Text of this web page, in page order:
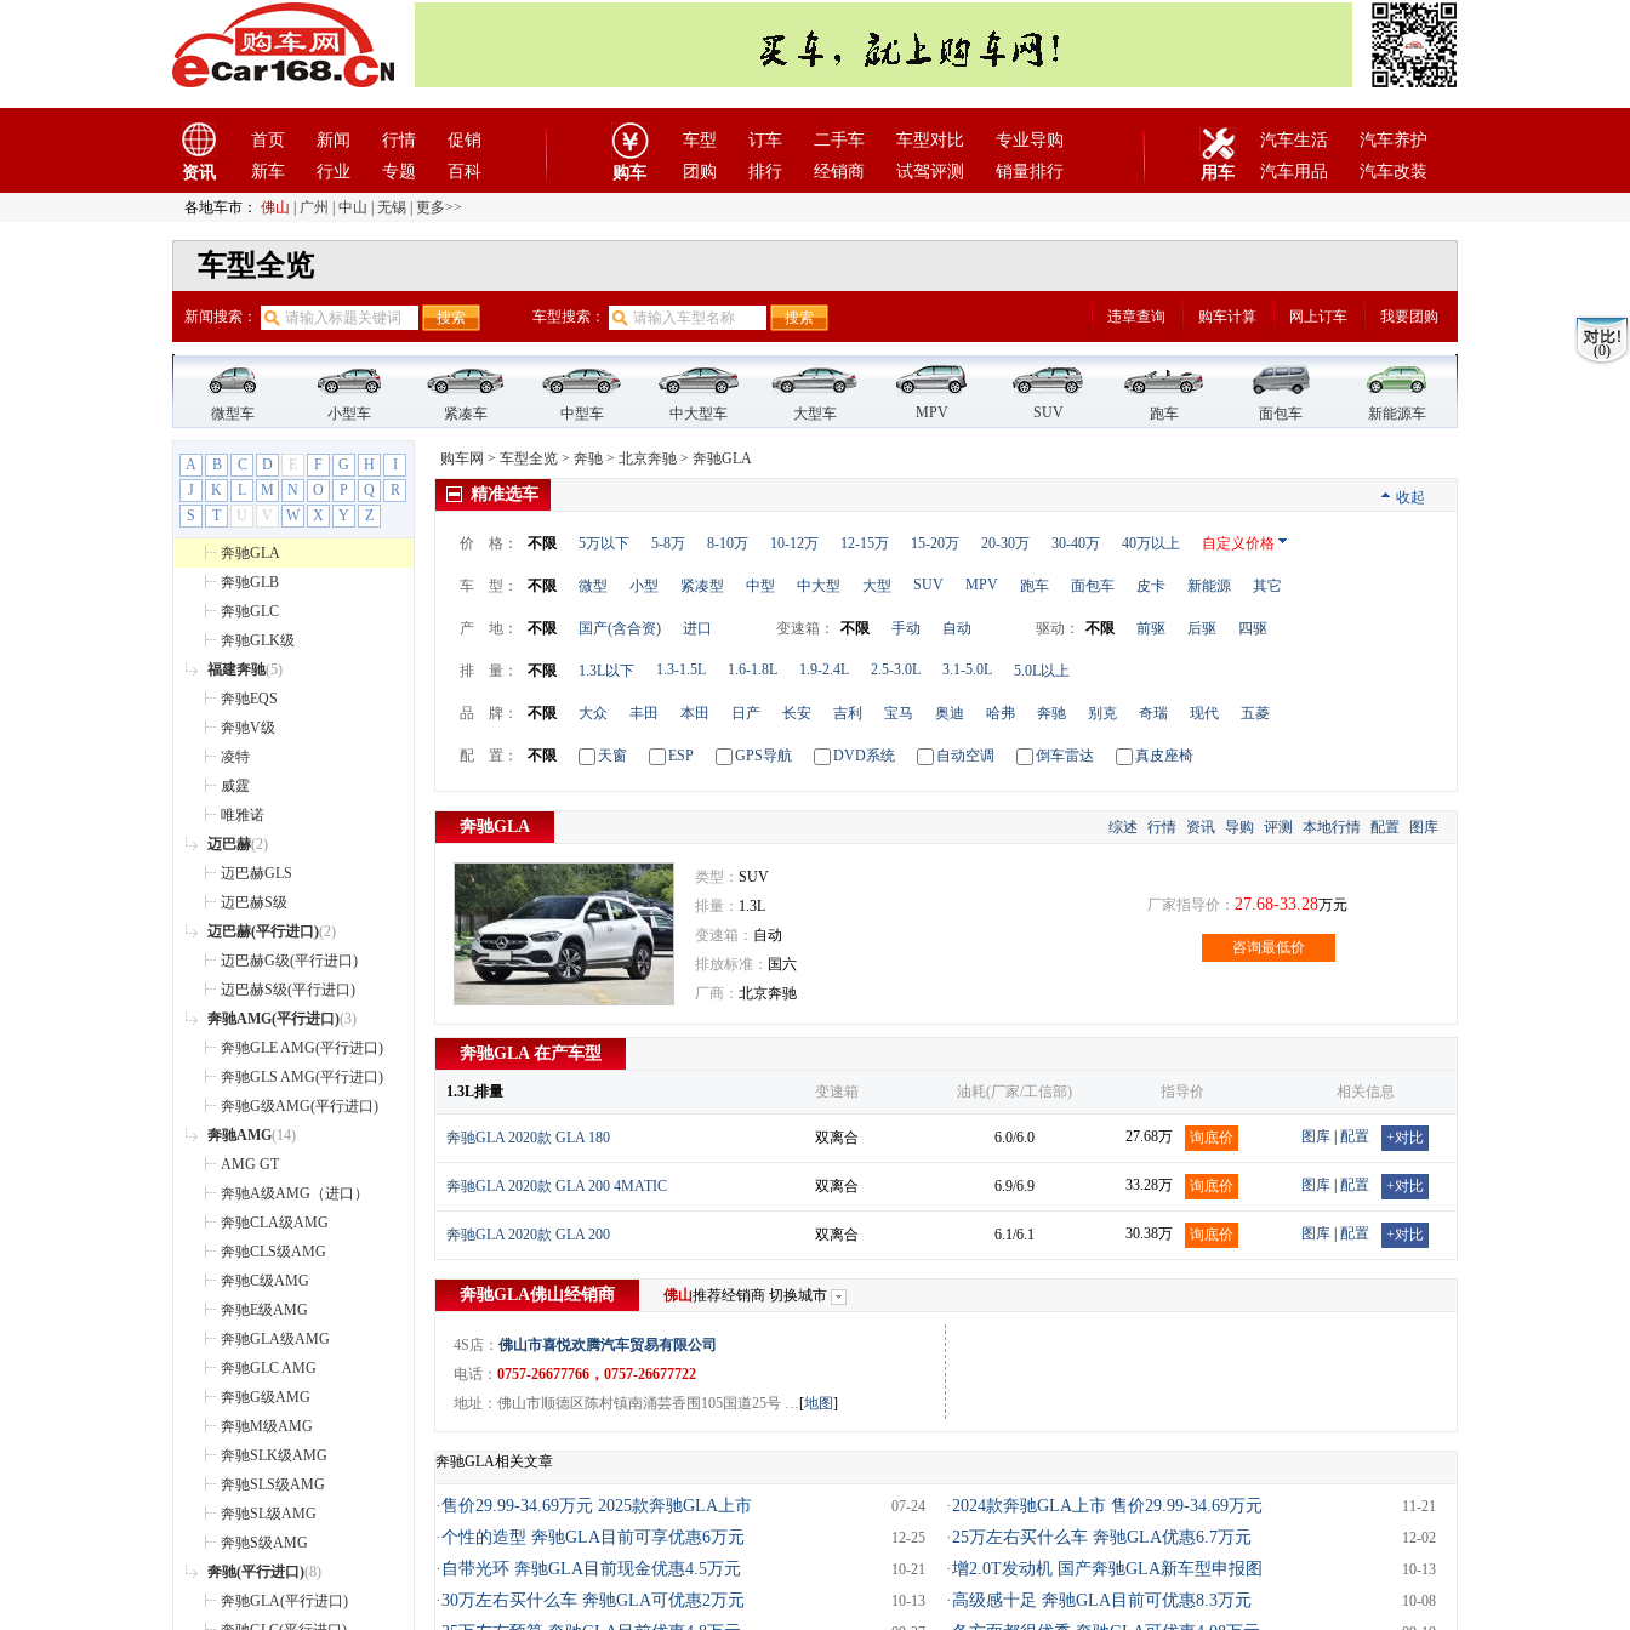
资讯
首页 新闻 行情
促销
新车
行业 专题 百科 购车
车型 订车 二手车 车型对比
专业导购
团购
排行 经销商 试驾评测 销量排行 用车
汽车生活
汽车养护
汽车用品
汽车改装
各地车市： 佛山 广州 中山 无锡 更多>>
车型全览
新闻搜索： 车型搜索： 违章查询 购车计算 网上订车 我要团购
微型车 小型车 紧凑车 中型车 中大型车 大型车 MPV SUV 跑车 面包车 新能源车
A B C D E F G H
I
J
K L M N O P Q
R
S
T U V W X Y Z
保时捷(11)
北京 (9)
北京汽车
(17)
北汽昌河(12)
北汽道达(1)
北汽幻速(10)
北汽瑞翔(1)
北汽新能源(12)
北汽制造(7)
奔驰(63)
奔驰A级
奔驰A级AMG
奔驰EQC
奔驰E级
奔驰E级新能源
奔驰GLA
奔驰GLB
奔驰GLC
奔驰GLK级
福建奔驰(5)
奔驰EQS
奔驰V级
凌特
威霆
唯雅诺
迈巴赫(2)
迈巴赫GLS
迈巴赫S级
迈巴赫(平行进口)(2)
迈巴赫G级(平行进口)
迈巴赫S级(平行进口)
奔驰AMG(平行进口)(3)
奔驰GLE AMG(平行进口)
奔驰GLS AMG(平行进口)
奔驰G级AMG(平行进口)
奔驰AMG(14)
AMG GT
奔驰A级AMG（进口）
奔驰CLA级AMG
奔驰CLS级AMG
奔驰C级AMG
奔驰E级AMG
奔驰GLA级AMG
奔驰GLC AMG
奔驰G级AMG
奔驰M级AMG
奔驰SLK级AMG
奔驰SLS级AMG
奔驰SL级AMG
奔驰S级AMG
奔驰(平行进口)(8)
奔驰GLA(平行进口)
购车网 > 车型全览 > 奔驰 > 北京奔驰 > 奔驰GLA
精准选车 收起
价 格： 不限 5万以下 5-8万 8-10万 10-12万 12-15万 15-20万 20-30万 30-40万 40万以上 自定义价格
车 型： 不限 微型 小型 紧凑型 中型 中大型 大型 SUV MPV 跑车 面包车 皮卡 新能源 其它
产 地： 不限 国产(含合资) 进口 变速箱： 不限 手动 自动 驱动： 不限 前驱 后驱 四驱
排 量： 不限 1.3L以下 1.3-1.5L 1.6-1.8L 1.9-2.4L 2.5-3.0L 3.1-5.0L 5.0L以上
品 牌： 不限 大众 丰田 本田 日产 长安 吉利 宝马 奥迪 哈弗 奔驰 别克 奇瑞 现代 五菱
配 置： 不限 天窗 ESP GPS导航 DVD系统 自动空调 倒车雷达 真皮座椅
奔驰GLA 综述 行情 资讯 导购 评测 本地行情 配置 图库
类型： SUV
排量： 1.3L
变速箱： 自动
排放标准： 国六
厂商： 北京奔驰
厂家指导价： 27.68-33.28万元
咨询最低价
奔驰GLA 在产车型
1.3L排量 变速箱 油耗(厂家/工信部) 指导价 相关信息
奔驰GLA 2020款 GLA 180 双离合 6.0/6.0 27.68万 询底价 图库 配置 +对比
奔驰GLA 2020款 GLA 200 4MATIC 双离合 6.9/6.9 33.28万 询底价 图库 配置 +对比
奔驰GLA 2020款 GLA 200 双离合 6.1/6.1 30.38万 询底价 图库 配置 +对比
奔驰GLA佛山经销商 佛山推荐经销商 切换城市
4S店： 佛山市喜悦欢腾汽车贸易有限公司
电话： 0757-26677766，0757-26677722
地址：佛山市顺德区陈村镇南涌芸香围105国道25号 …[地图]
奔驰GLA相关文章
·售价29.99-34.69万元 2025款奔驰GLA上市 07-24 ·2024款奔驰GLA上市 售价29.99-34.69万元 11-21
·个性的造型 奔驰GLA目前可享优惠6万元 12-25 ·25万左右买什么车 奔驰GLA优惠6.7万元 12-02
· 自带光环 奔驰GLA目前现金优惠4.5万元 10-21 ·增2.0T发动机 国产奔驰GLA新车型申报图 10-13
·30万左右买什么车 奔驰GLA可优惠2万元 10-13 ·高级感十足 奔驰GLA目前可优惠8.3万元 10-08
(0)